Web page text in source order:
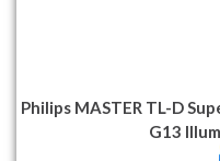
Philips MASTER TL-D
G13